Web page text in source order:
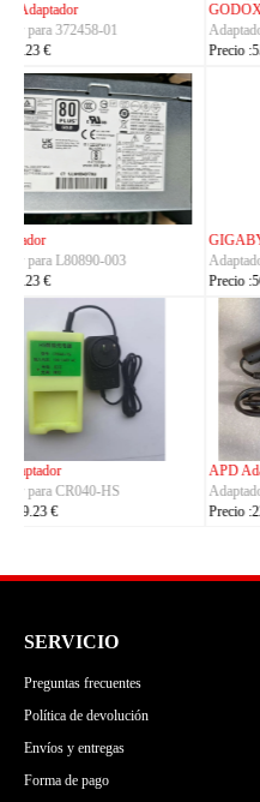
FSP Adaptador
Adaptador para FSP330-ACAU3
Precio :164.23 €
TRIMBLE Adaptador
Adaptador para
Charger_Dual_Battery_Slot
Precio :149.23 €
ASUS Adaptador
Adaptador para ADP-380AB_B
Precio :86.23 €
SERVICIO
Preguntas frecuentes
Política de devolución
Envíos y entregas
Forma de pago